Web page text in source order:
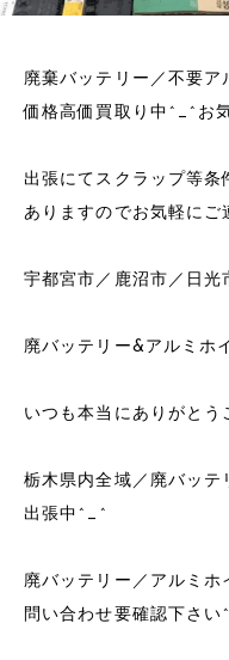
廃棄バッテリー／不要ア
価格高価買取り中^_^お
出張にてスクラップ等条
ありますのでお気軽にご
宇都宮市／鹿沼市／日
廃バッテリー&アルミホ
いつも本当にありがとう
栃木県内全域／廃バッテ
出張中^_^
廃バッテリー／アルミ
問い合わせ要確認下さい